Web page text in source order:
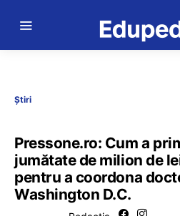
Știri
Pressone.ro: Cum a
jumătate de milion de
pentru a coordona
Washington D.C.